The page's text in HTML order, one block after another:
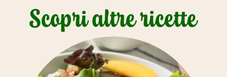
Scopri altre ricette